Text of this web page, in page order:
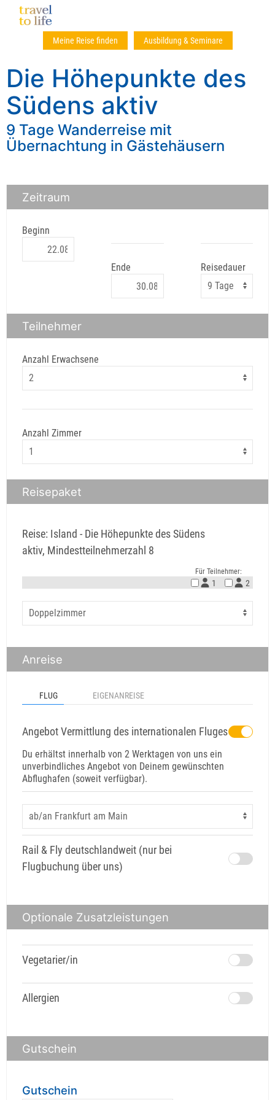
Meine Reise finden Ausbildung & Seminare
Die Höhepunkte des
Südens aktiv
9 Tage Wanderreise mit
Übernachtung in Gästehäusern
Zeitraum
Beginn
Ende Reisedauer
Teilnehmer
Anzahl Erwachsene
Anzahl Zimmer
Reisepaket
Reise: Island - Die Höhepunkte des Südens
aktiv, Mindestteilnehmerzahl 8
Für Teilnehmer:
1 2
Anreise
FLUG EIGENANREISE
Angebot Vermittlung des internationalen Fluges
Du erhältst innerhalb von 2 Werktagen von uns ein
unverbindliches Angebot von Deinem gewünschten
Abflughafen (soweit verfügbar).
Rail & Fly deutschlandweit (nur bei
Flugbuchung über uns)
Optionale Zusatzleistungen
Vegetarier/in
Allergien
Gutschein
Gutschein